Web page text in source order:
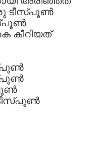
ടീസ്പൂണ്‍
കീറിയത്
ടീസ്പൂണ്‍